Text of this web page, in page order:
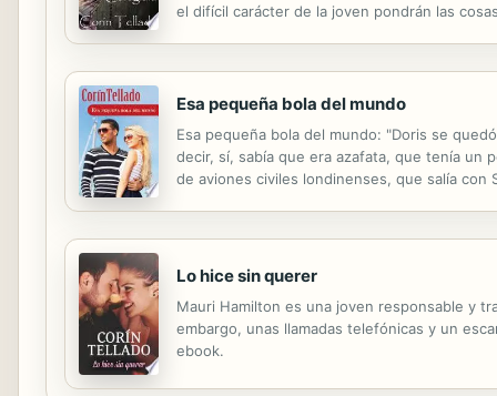
el difícil carácter de la joven pondrán las
Esa pequeña bola del mundo
Esa pequeña bola del mundo: "Doris se
decir, sí, sabía que era azafata, que tenía un
de aviones civiles londinenses, que salía
Lo hice sin querer
Mauri Hamilton es una joven responsable y
embargo, unas llamadas telefónicas y un
ebook.